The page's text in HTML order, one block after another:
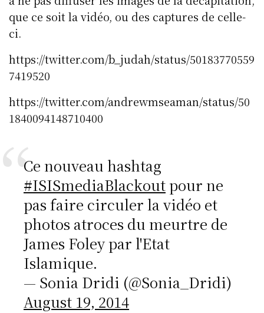
que ce soit la vidéo, ou des captures de celle-
ci.
https://twitter.com/b_judah/status/50183770559
7419520
https://twitter.com/andrewmseaman/status/50
1840094148710400
Ce nouveau hashtag
#ISISmediaBlackout pour ne
pas faire circuler la vidéo et
photos atroces du meurtre de
James Foley par l'Etat
Islamique.
— Sonia Dridi (@Sonia_Dridi)
August 19, 2014